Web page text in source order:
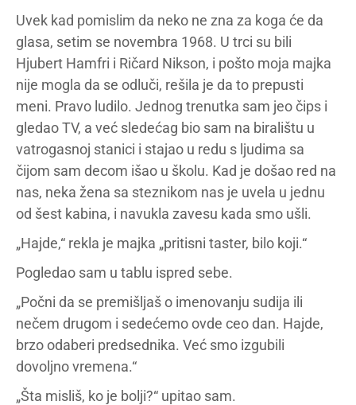
Uvek kad pomislim da neko ne zna za koga će da
glasa, setim se novembra 1968. U trci su bili
Hjubert Hamfri i Ričard Nikson, i pošto moja majka
nije mogla da se odluči, rešila je da to prepusti
meni. Pravo ludilo. Jednog trenutka sam jeo čips i
gledao TV, a već sledećag bio sam na biralištu u
vatrogasnoj stanici i stajao u redu s ljudima sa
čijom sam decom išao u školu. Kad je došao red na
nas, neka žena sa steznikom nas je uvela u jednu
od šest kabina, i navukla zavesu kada smo ušli.
„Hajde,“ rekla je majka „pritisni taster, bilo koji.“
Pogledao sam u tablu ispred sebe.
„Počni da se premišljaš o imenovanju sudija ili
nečem drugom i sedećemo ovde ceo dan. Hajde,
brzo odaberi predsednika. Već smo izgubili
dovoljno vremena.“
„Šta misliš, ko je bolji?“ upitao sam.